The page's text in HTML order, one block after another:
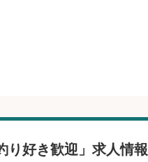
り好き歓迎」求人情報